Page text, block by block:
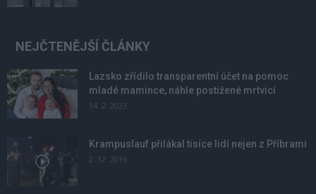
NEJČTENĚJŠÍ ČLÁNKY
Lazsko zřídilo transparentní účet na pomoc
mladé mamince, náhle postižené mrtvicí
14. 2. 2023
Krampuslauf přilákal tisíce lidí nejen z Příbrami
2. 12. 2016